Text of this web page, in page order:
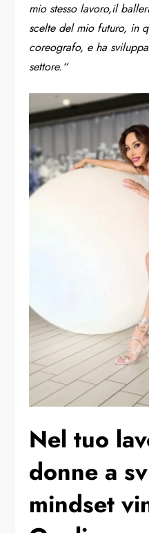
mio stesso lavoro,il
scelte del mio futuro, in
coreografo, e ha
settore.“
⁠Nel tuo
donne a
mindset